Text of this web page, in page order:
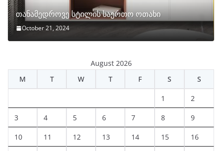
თანამედროვე სტილის საერთო ოთახი
October 21, 2024
August 2026
M
T W T F S S
1 2
3 4 5 6 7 8 9
10 11 12 13 14 15 16